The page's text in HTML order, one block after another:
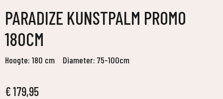
PARADIZE KUNSTPALM PROMO
180CM
Hoogte: 180 cm Diameter: 75-100cm
€179,95